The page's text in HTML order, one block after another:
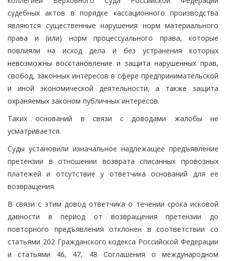
судебных актов в порядке кассационного производства
являются существенные нарушения норм материального
права и (или) норм процессуального права, которые
повлияли на исход дела и без устранения которых
невозможны восстановление и защита нарушенных прав,
свобод, законных интересов в сфере предпринимательской
и иной экономической деятельности, а также защита
охраняемых законом публичных интересов.
Таких оснований в связи с доводами жалобы не
усматривается.
Суды установили изначальное надлежащее предъявление
претензии в отношении возврата списанных провозных
платежей и отсутствие у ответчика оснований для ее
возвращения.
В связи с этим довод ответчика о течении срока исковой
давности в период от возвращения претензии до
повторного предъявления отклонен в соответствии со
статьями 202 Гражданского кодекса Российской Федерации
и статьями 46, 47, 48 Соглашения о международном